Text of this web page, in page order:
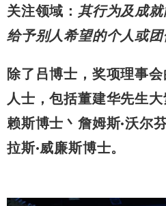
关注领域： 其行为及成
给予别人希望的个人或
除了吕博士，奖项理事
人士，包括董建华先生
赖斯博士丶詹姆斯·沃尔
拉斯·威廉斯博士。